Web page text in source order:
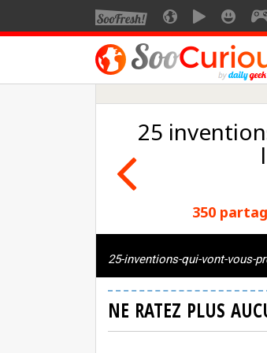
25
350
25-inventions-qui-vont-vous-
NE RATEZ PLUS